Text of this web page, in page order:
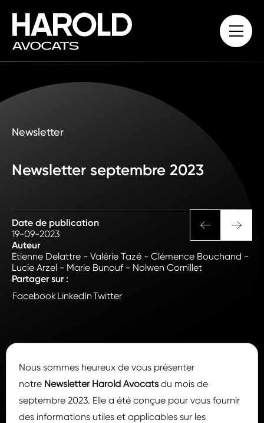
Newsletter
Newsletter septembre 2023
Date de publication
19-09-2023
Auteur
Etienne Delattre - Valérie Tazé - Clémence Bouchand -
Lucie Arzel - Marie Bunouf - Nolwen Cornillet
Partager sur :
FacebookLinkedInTwitter
Nous sommes heureux de vous présenter
notre Newsletter Harold Avocatsdu mois de
septembre 2023. Elle a été conçue pour vous fournir
des informations utiles et applicables sur les